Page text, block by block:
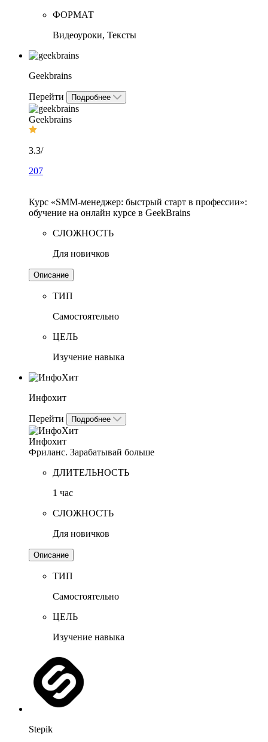
ФОРМАТ
Видеоуроки, Тексты
Geekbrains
Перейти Подробнее
Geekbrains
3.3/
207
Курс «SMM-менеджер: быстрый старт в профессии»:
обучение на онлайн курсе в GeekBrains
СЛОЖНОСТЬ
Для новичков
Описание
ТИП
Самостоятельно
ЦЕЛЬ
Изучение навыка
Инфохит
Перейти Подробнее
Инфохит
Фриланс. Зарабатывай больше
ДЛИТЕЛЬНОСТЬ
1 час
СЛОЖНОСТЬ
Для новичков
Описание
ТИП
Самостоятельно
ЦЕЛЬ
Изучение навыка
Stepik